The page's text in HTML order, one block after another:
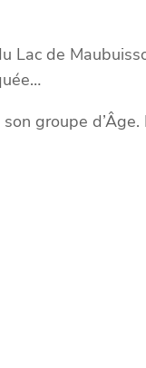
Lac de
groupe